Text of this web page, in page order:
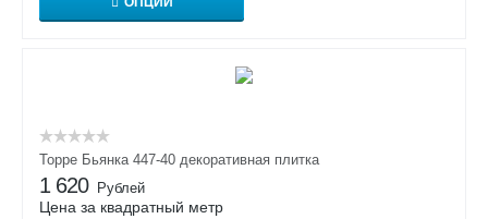
Торре Бьянка 447-40 декоративная плитка
1 620 Рублей
Цена за квадратный метр